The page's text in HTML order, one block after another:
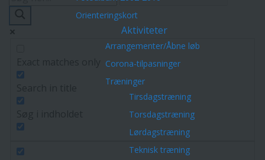
Orienteringskort
Aktiviteter
Arrangementer/Åbne løb
Corona-tilpasninger
Træninger
Tirsdagstræning
Torsdagstræning
Lørdagstræning
Teknisk træning